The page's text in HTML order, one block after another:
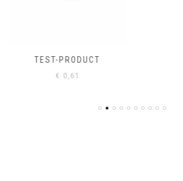
TEST-PRODUCT
€ 0,61